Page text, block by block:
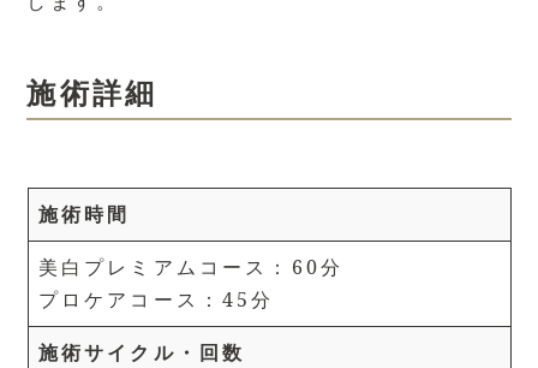
施術詳細
施術時間
美白プレミアムコース：60分
プロケアコース：45分
施術サイクル・回数